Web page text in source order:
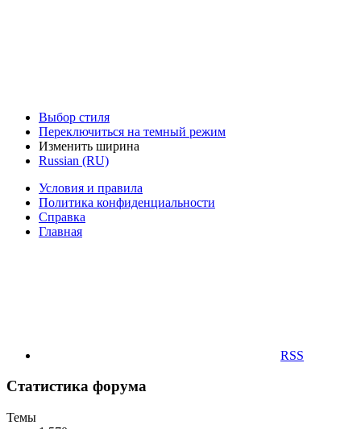
Выбор стиля
Переключиться на темный режим
Изменить ширина
Russian (RU)
Условия и правила
Политика конфиденциальности
Справка
Главная
RSS
Статистика форума
Темы